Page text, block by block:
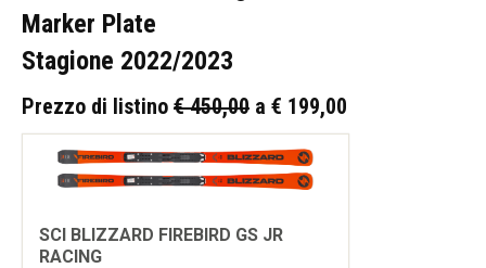
Marker Plate
Stagione 2022/2023
Prezzo di listino € 450,00 a € 199,00
SCI BLIZZARD FIREBIRD GS JR
RACING